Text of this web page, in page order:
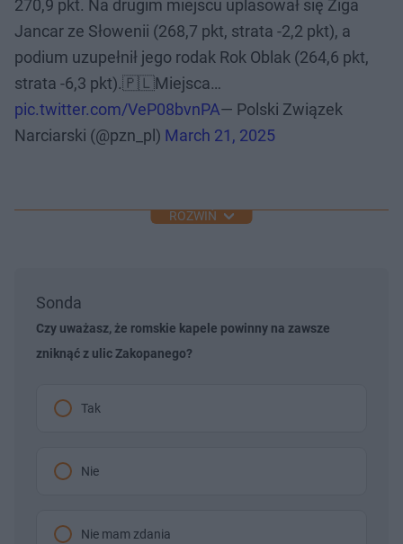
270,9 pkt. Na drugim miejscu uplasował się Ziga
Jancar ze Słowenii (268,7 pkt, strata -2,2 pkt), a
podium uzupełnił jego rodak Rok Oblak (264,6 pkt,
strata -6,3 pkt).🇵🇱Miejsca…
pic.twitter.com/VeP08bvnPA— Polski Związek
Narciarski (@pzn_pl) March 21, 2025
ROZWIŃ
Sonda
Czy uważasz, że romskie kapele powinny na zawsze
zniknąć z ulic Zakopanego?
Tak
Nie
Nie mam zdania